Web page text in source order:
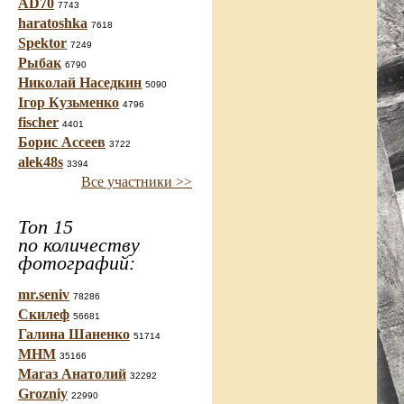
AD70 7743
haratoshka 7618
Spektor 7249
Рыбак 6790
Николай Наседкин 5090
Ігор Кузьменко 4796
fischer 4401
Борис Ассеев 3722
alek48s 3394
Все участники >>
Топ 15
по количеству
фотографий:
mr.seniv 78286
Скилеф 56681
Галина Шаненко 51714
МНМ 35166
Магаз Анатолий 32292
Grozniy 22990